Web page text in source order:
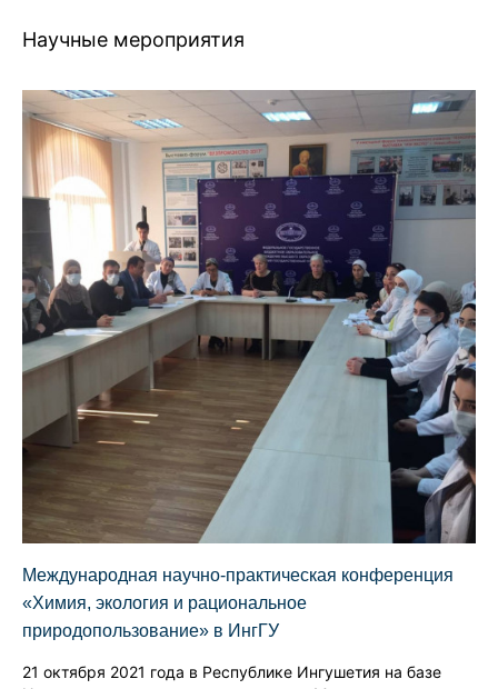
Научные мероприятия
Международная научно-практическая конференция
«Химия, экология и рациональное
природопользование» в ИнгГУ
21 октября 2021 года в Республике Ингушетия на базе